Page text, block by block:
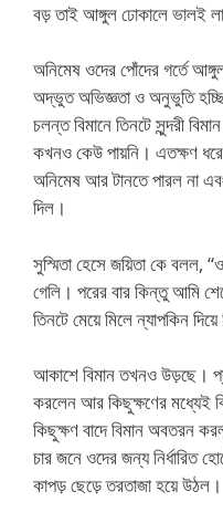
বড় তাই আঙ্গুল ঢোকালে ভালই
অনিমেষ ওদের পোঁদের গর্তে
অদ্ভুত অভিজ্ঞতা ও অনুভুতি
চলন্ত বিমানে তিনটে সুন্দরী
কখনও কেউ পায়নি। এতক্ষণ ধরে
অনিমেষ আর টানতে পারল না
দিল।
সুস্মিতা হেসে জয়িতা কে বলল,
গেলি। পরের বার কিন্তু আমি
তিনটে মেয়ে মিলে ন্যাপকিন
আকাশে বিমান তখনও উড়ছে।
করলেন আর কিছুক্ষণের মধ্যেই
কিছুক্ষণ বাদে বিমান অবতরন
চার জনে ওদের জন্য নির্ধারিত
কাপড় ছেড়ে তরতাজা হয়ে উঠল।